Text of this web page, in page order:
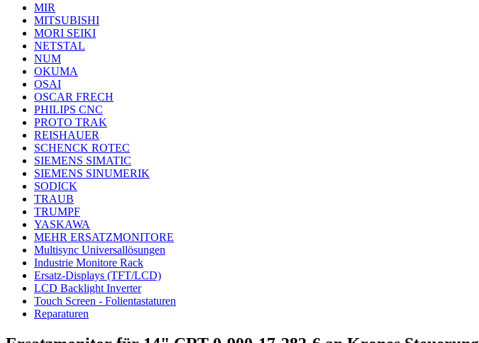
MIR
MITSUBISHI
MORI SEIKI
NETSTAL
NUM
OKUMA
OSAI
OSCAR FRECH
PHILIPS CNC
PROTO TRAK
REISHAUER
SCHENCK ROTEC
SIEMENS SIMATIC
SIEMENS SINUMERIK
SODICK
TRAUB
TRUMPF
YASKAWA
MEHR ERSATZMONITORE
Multisync Universallösungen
Industrie Monitore Rack
Ersatz-Displays (TFT/LCD)
LCD Backlight Inverter
Touch Screen - Folientastaturen
Reparaturen